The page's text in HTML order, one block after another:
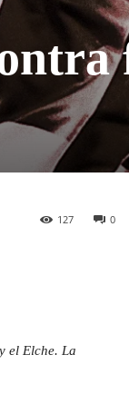
0
127
el Elche. La